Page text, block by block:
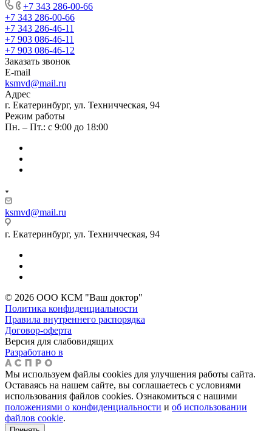
+7 343 286-00-66
+7 343 286-00-66
+7 343 286-46-11
+7 903 086-46-11
+7 903 086-46-12
Заказать звонок
E-mail
ksmvd@mail.ru
Адрес
г. Екатеринбург, ул. Техничческая, 94
Режим работы
Пн. – Пт.: с 9:00 до 18:00
ksmvd@mail.ru
г. Екатеринбург, ул. Техничческая, 94
© 2026 ООО КСМ "Ваш доктор"
Политика конфиденциальности
Правила внутреннего распорядка
Договор-оферта
Версия для слабовидящих
Разработано в
Мы используем файлы cookies для улучшения работы сайта.
Оставаясь на нашем сайте, вы соглашаетесь с условиями
использования файлов cookies. Ознакомиться с нашими
положениями о конфиденциальности и об использовании
файлов cookie.